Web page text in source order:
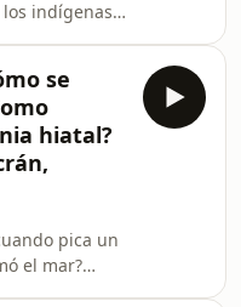
el
recu
se
hiatal?
pica un